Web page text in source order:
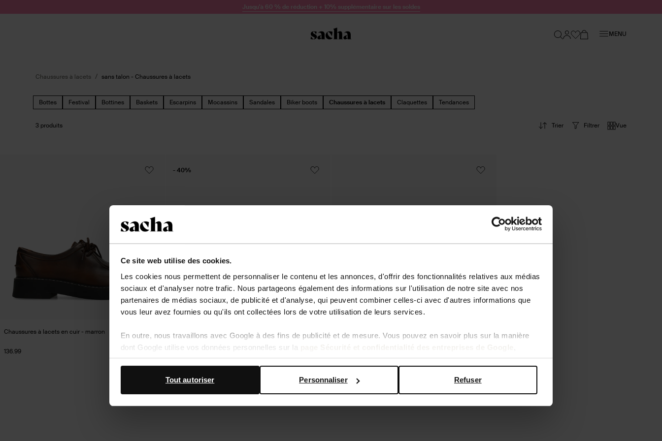
Ce site web utilise des cookies.
Les cookies nous permettent de personnaliser le contenu et les annonces, d'offrir des fonctionnalités relatives aux médias
sociaux et d'analyser notre trafic. Nous partageons également des informations sur l'utilisation de notre site avec nos
partenaires de médias sociaux, de publicité et d'analyse, qui peuvent combiner celles-ci avec d'autres informations que
vous leur avez fournies ou qu'ils ont collectées lors de votre utilisation de leurs services.
En outre, nous travaillons avec Google à des fins de publicité et de mesure. Vous pouvez en savoir plus sur la manière
dont Google utilise vos données personnelles sur la
Refuser
Personnaliser
Tout autoriser
Jusqu'à 60 % de réduction + 10% supplémentaire sur les soldes
MENU
Chaussures à lacets sans talon - Chaussures à lacets
Bottes Festival Bottines Baskets Escarpins Mocassins Sandales Biker boots Chaussures à lacets Claquettes Tendances
Filtrer Vue
3 produits Trier
Chaussures à lacets en cuir - marron
136.99
Chaussures à lacets en daim avec franges - cognac
146.98
88.19
- 40%
Chaussures à lacets avec imprimé vache - marron